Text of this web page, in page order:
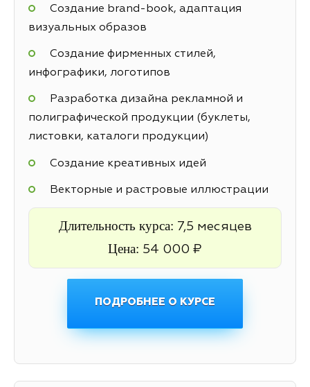
Создание brand-book, адаптация
визуальных образов
Создание фирменных стилей,
инфографики, логотипов
Разработка дизайна рекламной и
полиграфической продукции (буклеты,
листовки, каталоги продукции)
Создание креативных идей
Векторные и растровые иллюстрации
Длительность курса: 7,5 месяцев
Цена: 54 000 ₽
ПОДРОБНЕЕ О КУРСЕ